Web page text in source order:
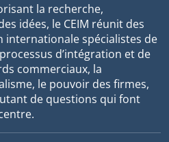
la recherche,
idées, le CEIM réunit des
spécialistes de
d’intégration et de
commerciaux, la
le pouvoir des firmes,
de questions qui font